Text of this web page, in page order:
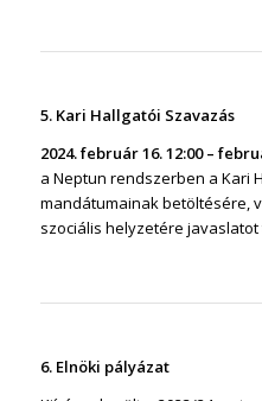
5. Kari Hallgatói Szavazás
2024. február 16. 12:00 –
a Neptun rendszerben a Kari
mandátumainak betöltésére,
szociális helyzetére
6. Elnöki pályázat